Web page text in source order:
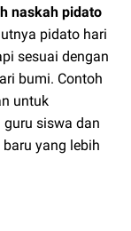
naskah pidato
pidato hari
sesuai dengan
bumi. Contoh
untuk
siswa dan
yang lebih